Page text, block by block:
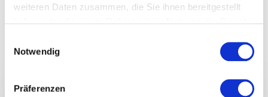
weiteren Daten zusammen, die Sie ihnen bereitgestellt
Notwendig
Präferenzen